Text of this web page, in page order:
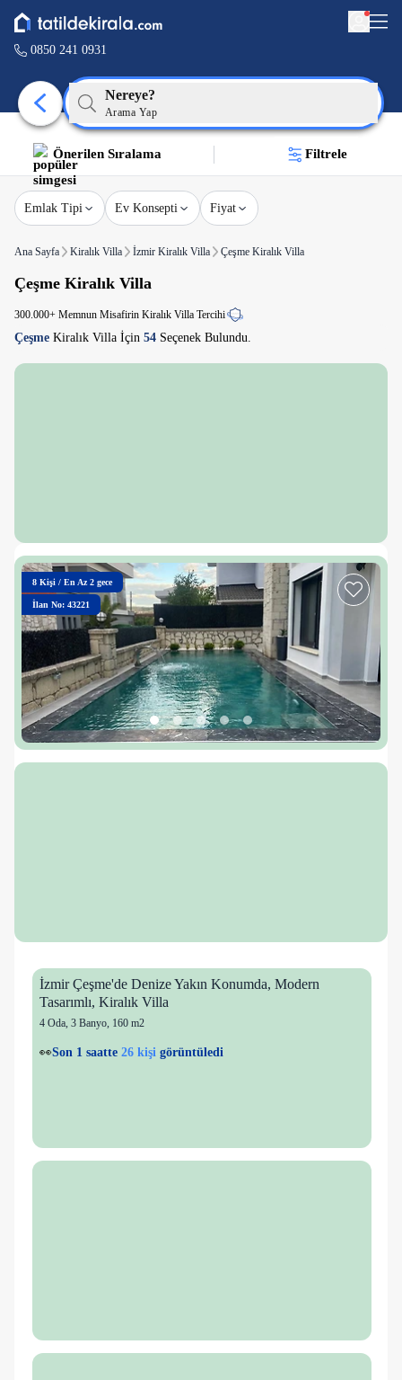
0850 241 0931
Nereye?
Arama Yap
Önerilen Sıralama Filtrele
Emlak Tipi Ev Konsepti Fiyat
Ana Sayfa Kiralık Villa İzmir Kiralık Villa Çeşme Kiralık Villa
Çeşme Kiralık Villa
300.000+ Memnun Misafirin Kiralık Villa Tercihi
Çeşme Kiralık Villa İçin 54 Seçenek Bulundu.
8 Kişi / En Az 2 gece
İlan No: 43221
İzmir Çeşme'de Denize Yakın Konumda, Modern
Tasarımlı, Kiralık Villa
4 Oda, 3 Banyo, 160 m2
💙1 kişifavorilere ekledi